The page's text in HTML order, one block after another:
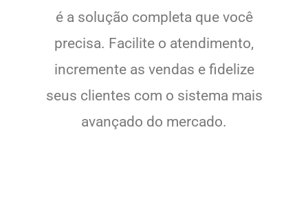
é a solução completa que você
precisa. Facilite o atendimento,
incremente as vendas e fidelize
seus clientes com o sistema mais
avançado do mercado.